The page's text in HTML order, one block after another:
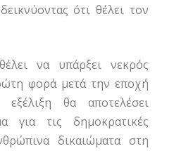
ότι θέλει τον
να υπάρξει νεκρός
φορά μετά την εποχή
θα αποτελέσει
για τις δημοκρατικές
δικαιώματα στη